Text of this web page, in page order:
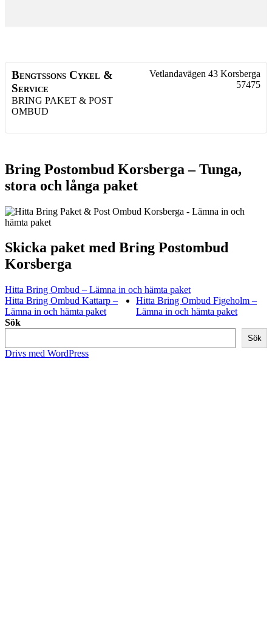
Bengtssons Cykel &
Service
BRING PAKET & POST
OMBUD
Vetlandavägen 43 Korsberga
57475
Bring Postombud Korsberga – Tunga,
stora och långa paket
Skicka paket med Bring Postombud
Korsberga
Hitta Bring Ombud – Lämna in och hämta paket
Hitta Bring Ombud Kattarp –
Lämna in och hämta paket
Hitta Bring Ombud Figeholm –
Lämna in och hämta paket
Sök
Sök
Drivs med WordPress